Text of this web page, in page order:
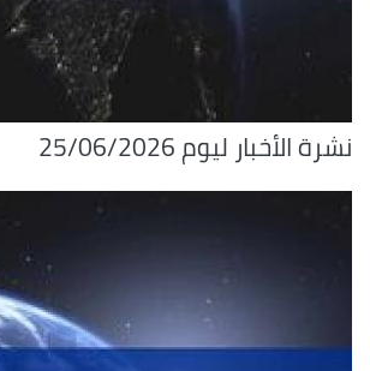
نشرة الأخبار ليوم 25/06/2026